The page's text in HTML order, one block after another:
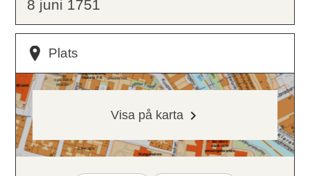
8 juni 1751
Plats
Visa på karta